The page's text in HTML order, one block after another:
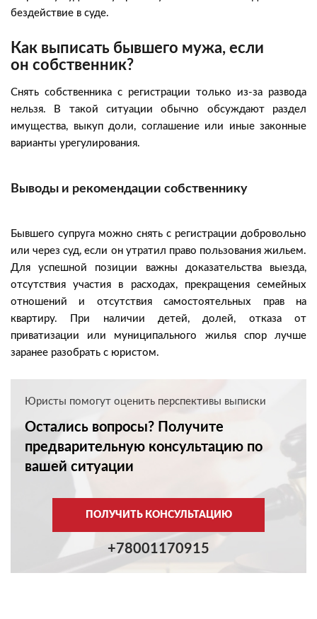
бездействие в суде.
Как выписать бывшего мужа, если
он собственник?
Снять собственника с регистрации только из-за развода
нельзя. В такой ситуации обычно обсуждают раздел
имущества, выкуп доли, соглашение или иные законные
варианты урегулирования.
Выводы и рекомендации собственнику
Бывшего супруга можно снять с регистрации добровольно
или через суд, если он утратил право пользования жильем.
Для успешной позиции важны доказательства выезда,
отсутствия участия в расходах, прекращения семейных
отношений и отсутствия самостоятельных прав на
квартиру. При наличии детей, долей, отказа от
приватизации или муниципального жилья спор лучше
заранее разобрать с юристом.
Юристы помогут оценить перспективы выписки
Остались вопросы? Получите
предварительную консультацию по
вашей ситуации
ПОЛУЧИТЬ КОНСУЛЬТАЦИЮ
+78001170915